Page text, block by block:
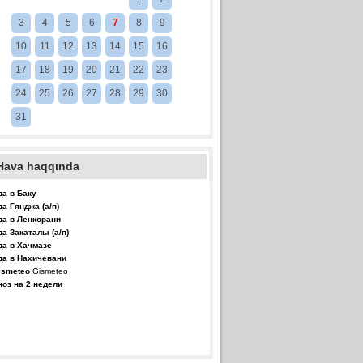
3 4 5 6 7 8 9
10 11 12 13 14 15 16
17 18 19 20 21 22 23
24 25 26 27 28 29 30
31
haqqında
в Баку
Гянджа (а/п)
в Ленкорани
Закаталы (а/п)
в Хачмазе
в Нахичевани
Gismeteo
на 2 недели